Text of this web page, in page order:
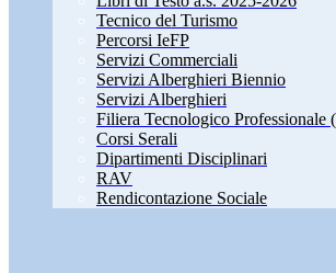
Tecnico del Turismo
Percorsi IeFP
Servizi Commerciali
Servizi Alberghieri Biennio
Servizi Alberghieri
Filiera Tecnologico Professionale
Corsi Serali
Dipartimenti Disciplinari
RAV
Rendicontazione Sociale